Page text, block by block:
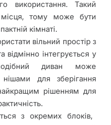
використання. Такий
тому може бути
кімнаті.
вільний простір з
інтегрується у
диван може
для зберігання
рішенням для
з окремих блоків,